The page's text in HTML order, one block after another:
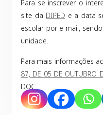
Para se inscrever o
site da DIPED e a data
escolar por e-mail,
unidade.
Para mais informações
87, DE 05 DE OUTUBRO
DOC.